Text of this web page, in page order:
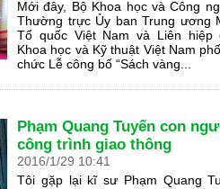
Mới đây, Bộ Khoa học và Công
Thường trực Ủy ban Trung ương
Tổ quốc Việt Nam và Liên hiệp
Khoa học và Kỹ thuật Việt Nam
chức Lễ công bố “Sách vàng...
Phạm Quang Tuyến con
công trình giao thông
2016/1/29 10:41
Tôi gặp lại kĩ sư Phạm Quang